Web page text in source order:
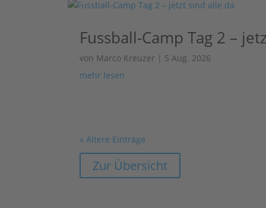
Fussball-Camp Tag 2 –
von Marco Kreuzer | 5 Aug. 2026
mehr lesen
« Ältere Einträge
Zur Übersicht